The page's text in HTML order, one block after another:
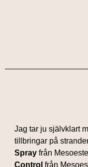
Jag tar ju självklart
tillbringar på
Spray från
Control från